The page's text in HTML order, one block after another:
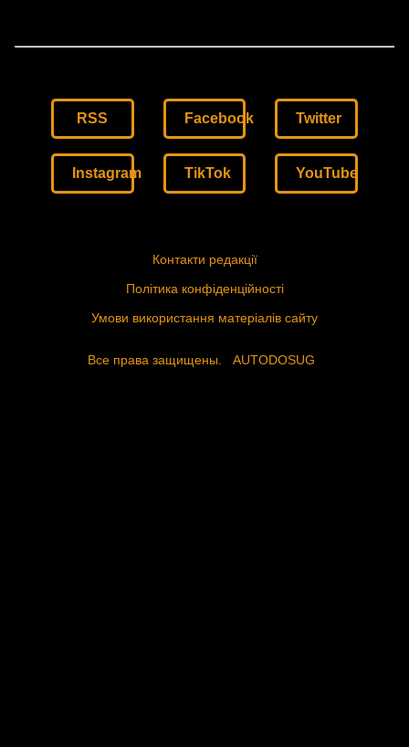
RSS Facebook Twitter
Instagram TikTok YouTube
Контакти редакції
Політика конфіденційності
Умови використання матеріалів сайту
Все права защищены. AUTODOSUG